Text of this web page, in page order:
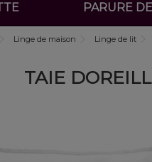
PARURE
Linge de maison Linge de lit
TAIE